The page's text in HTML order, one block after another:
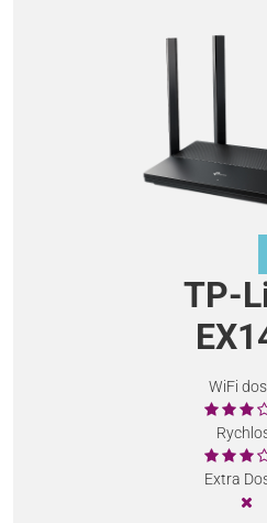
TP-
WiFi
Extra